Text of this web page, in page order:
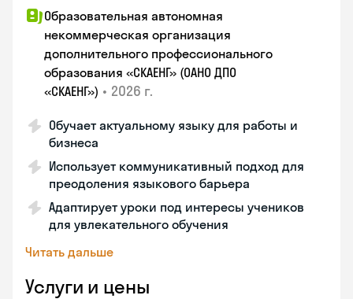
Образовательная автономная
некоммерческая организация
дополнительного профессионального
образования «СКАЕНГ» (ОАНО ДПО
«СКАЕНГ») • 2026 г.
Обучает актуальному языку для работы и
бизнеса
Использует коммуникативный подход для
преодоления языкового барьера
Адаптирует уроки под интересы учеников
для увлекательного обучения
Читать дальше
Услуги и цены